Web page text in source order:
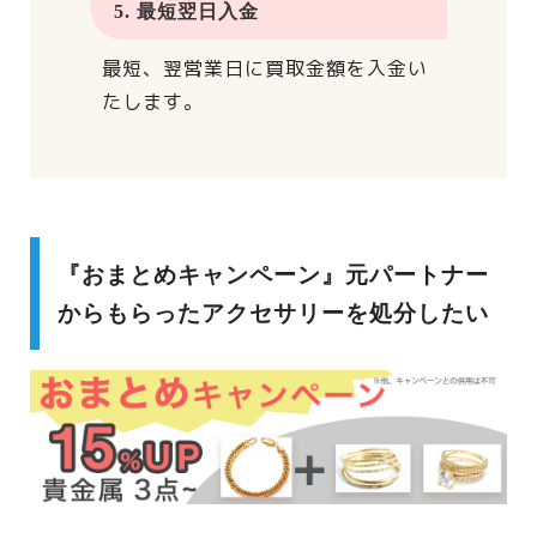
5. 最短翌日入金
最短、翌営業日に買取金額を入金い
たします。
『おまとめキャンペーン』元パートナー
からもらったアクセサリーを処分したい